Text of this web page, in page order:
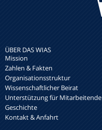
ÜBER DAS WIAS
Mission
Zahlen & Fakten
Organisationsstruktur
Wissenschaftlicher Beirat
Unterstützung für Mitarbeitende
Geschichte
Kontakt & Anfahrt